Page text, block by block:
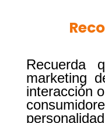
Recuerda
marketing
interacción